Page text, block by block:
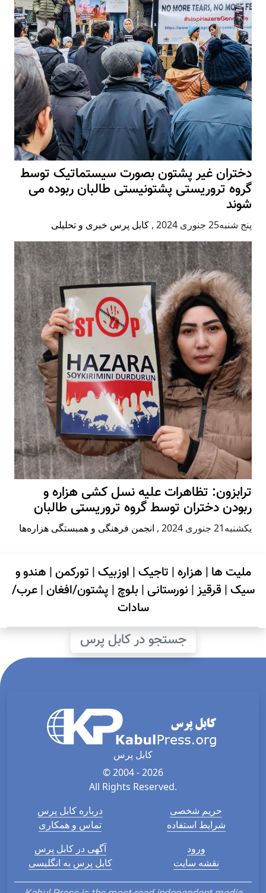
دختران غیر پشتون بصورت سیستماتیک توسط
گروه تروریستی پشتونیستی طالبان ربوده می
شوند
پنج شنبه25 جنوری 2024 , کابل پرس خبری و تحلیلی
ترابزون: تظاهرات علیه نسل کشی هزاره و
ربودن دختران توسط گروه تروریستی طالبان
يكشنبه21 جنوری 2024 , انجمن فرهنگی و همبستگی هزاره‌ها
ملیت ها | هزاره| تاجیک| اوزبیک| تورکمن| هندو و
سیک| قرقیز| نورستانی| بلوچ | پشتون/افغان|عرب/
سادات
جستجو در کابل پرس
کابل پرس
© 2004 - 2026
All Rights Reserved.
درباره کابل پرس
تماس و همکاری
حریم شخصی
شرایط استفاده
آگهی در کابل پرس
کابل پرس به انگلیسی
ورود
نقشه سایت